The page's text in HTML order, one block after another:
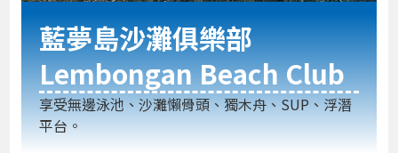
藍夢島沙灘俱樂部
Lembongan Beach Club
享受無邊泳池、沙灘懶骨頭、獨木舟、SUP、浮潛
平台。